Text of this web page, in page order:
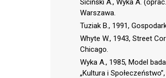
Siciński A., Wyka A.
Warszawa.
Tuziak B., 1991,
Whyte W., 1943, Street
Chicago.
Wyka A., 1985, Model
„Kultura i Społeczeństwo”,